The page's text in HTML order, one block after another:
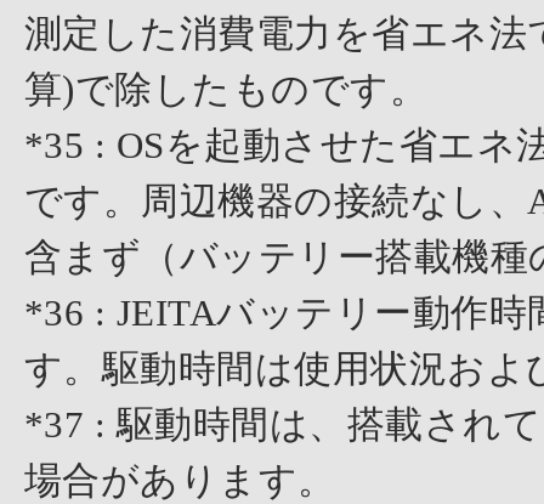
測定した消費電力を省エネ
算)で除したものです。
*35 : OSを起動させた省エネ
です。周辺機器の接続なし
含まず（バッテリー搭載機種
*36 : JEITAバッテリー動作時
す。駆動時間は使用状況お
*37 : 駆動時間は、搭載され
場合があります。